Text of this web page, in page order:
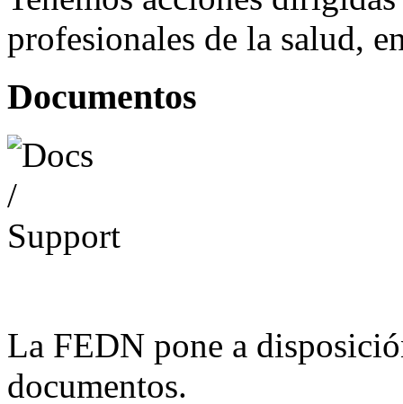
profesionales de la salud,
Documentos
La FEDN pone a
documentos.